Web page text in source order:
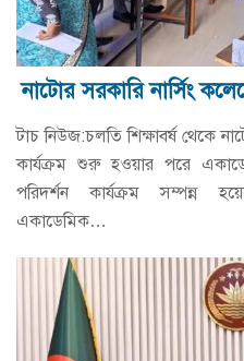
নাটোর সরকারি নার্সিং
টাচ নিউজ:চলতি শিক্ষাবর্ষ থেকে
কার্যক্রম শুরু হওয়ার পরে
পরিদর্শন কার্যক্রম সম্পন্ন
একাডেমিক…